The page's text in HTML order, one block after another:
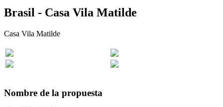
Brasil - Casa Vila Matilde
Casa Vila Matilde
Nombre de la propuesta